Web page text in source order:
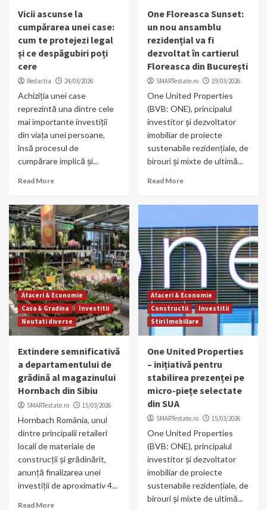
Vicii ascunse la
cumpărarea unei case:
cum te protejezi legal
și ce despăgubiri poți
cere
Redactia 24/03/2026
Achiziția unei case
reprezintă una dintre cele
mai importante investiții
din viața unei persoane,
însă procesul de
cumpărare implică și...
Read More
One Floreasca Sunset:
un nou ansamblu
rezidențial va fi
dezvoltat în cartierul
Floreasca din București
SMARTestate.ro 19/03/2026
One United Properties
(BVB: ONE), principalul
investitor și dezvoltator
imobiliar de proiecte
sustenabile rezidențiale, de
birouri și mixte de ultimă...
Read More
Afaceri & Economie
Casa & Gradina
Investitii
Noutati diverse
Extindere semnificativă
a departamentului de
grădină al magazinului
Hornbach din Sibiu
SMARTestate.ro 15/03/2026
Hornbach România, unul
dintre principalii retaileri
locali de materiale de
construcții și grădinărit,
anunță finalizarea unei
investiții de aproximativ 4...
Read More
Afaceri & Economie
Constructii
Investitii
Stiri Imobiliare
One United Properties
– inițiativă pentru
stabilirea prezenței pe
micro-piețe selectate
din SUA
SMARTestate.ro 15/03/2026
One United Properties
(BVB: ONE), principalul
investitor și dezvoltator
imobiliar de proiecte
sustenabile rezidențiale, de
birouri și mixte de ultimă...